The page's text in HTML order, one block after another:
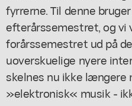
fyrrerne. Til denne
efterårssemestret, og vi
forårssemestret ud på
uoverskuelige nyere
skelnes nu ikke
»elektronisk« musik -